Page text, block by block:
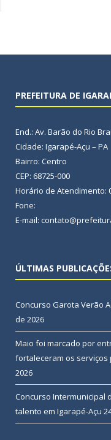
PREFEITURA DE
End.: Av. Barão do Rio
Cidade: Igarapé-Açu – PA
Bairro: Centro
CEP: 68725-000
Horário de Atendimento:
Fone:
E-mail:
ÚLTIMAS
Concurso Garota Verão
de 2026
Maio foi marcado por
fortaleceram os serviços
2026
Concurso Intermunicipal
talento em Igarapé-Açu